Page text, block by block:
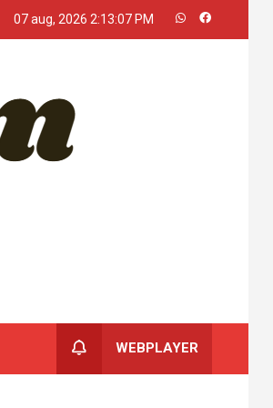
07 aug, 2026 2:13:07 PM
WEBPLAYER